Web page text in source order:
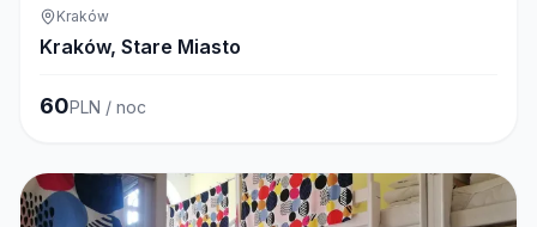
Kraków
Kraków, Stare Miasto
60PLN / noc